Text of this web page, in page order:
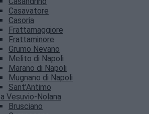
Casavatore
Casoria
Frattamaggiore
Frattaminore
Grumo Nevano
Melito di Napoli
Marano di Napoli
Mugnano di Napoli
Sant’Antimo
Vesuvio-Nolana
Brusciano